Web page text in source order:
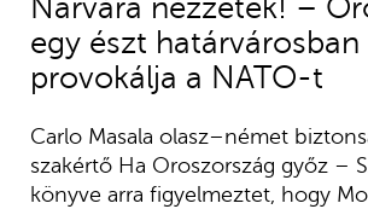
Narvára nézzetek! –
egy észt határvárosban
provokálja a NATO-t
Carlo Masala olasz–német
szakértő Ha Oroszország győz –
könyve arra figyelmeztet, hogy